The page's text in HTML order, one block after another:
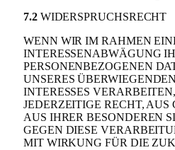
7.2WIDERSPRUCHSRECHT
WENN WIR IM RAHMEN
INTERESSENABWÄGUNG
PERSONENBEZOGENEN
UNSERES
INTERESSES
JEDERZEITIGE RECHT,
AUS IHRER BESONDEREN
GEGEN DIESE
MIT WIRKUNG FÜR DIE